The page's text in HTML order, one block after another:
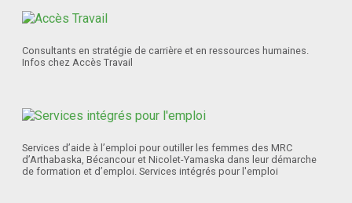
Consultants en stratégie de carrière et en ressources humaines.
Infos chez Accès Travail
Services d’aide à l’emploi pour outiller les femmes des MRC
d’Arthabaska, Bécancour et Nicolet-Yamaska dans leur démarche
de formation et d’emploi. Services intégrés pour l'emploi